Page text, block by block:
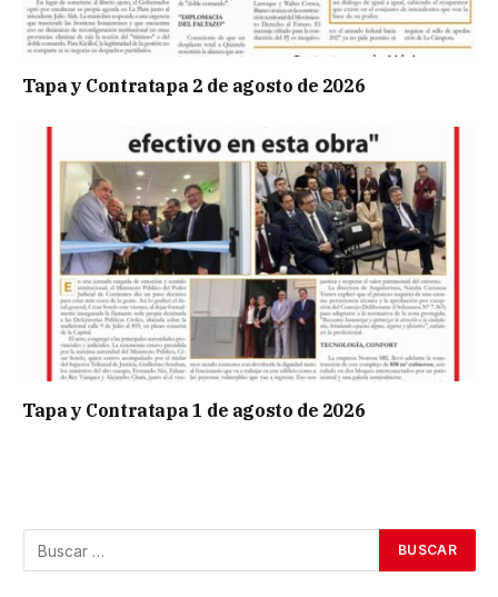
Tapa y Contratapa 2 de agosto de 2026
Tapa y Contratapa 1 de agosto de 2026